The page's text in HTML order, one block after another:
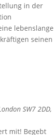
in der
lebenslange
seinen
SW7 2DD,
mit! Begebt